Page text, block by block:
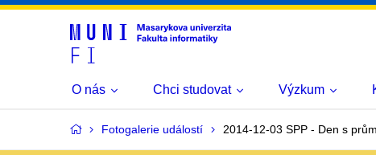
O nás Chci studovat Výzkum
Fotogalerie událostí 2014-12-03 SPP - Den s